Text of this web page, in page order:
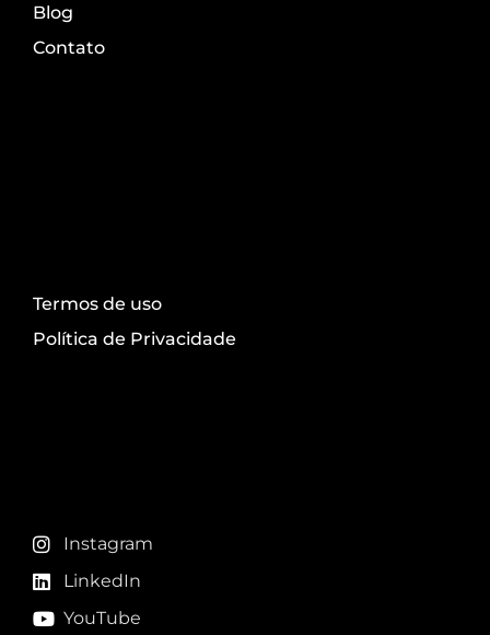
Blog
Contato
Termos de uso
Política de Privacidade
Instagram
LinkedIn
YouTube